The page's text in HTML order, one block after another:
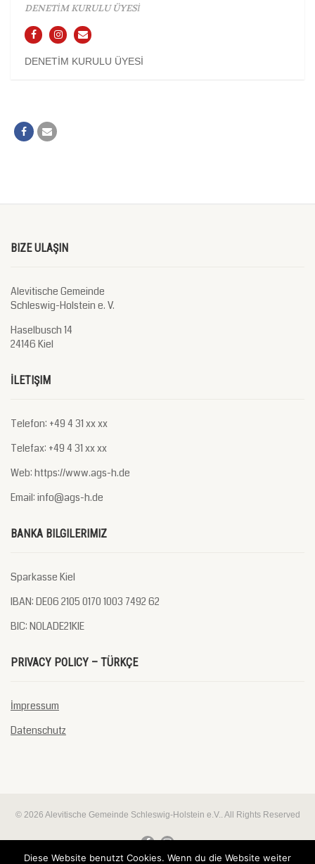
DENETİM KURULU ÜYESİ
DENETİM KURULU ÜYESİ
BIZE ULAŞIN
Alevitische Gemeinde
Schleswig-Holstein e. V.
Haselbusch 14
24146 Kiel
İLETIŞIM
Telefon: +49 4 31 xx xx
Telefax: +49 4 31 xx xx
Web: https://www.ags-h.de
Email: info@ags-h.de
BANKA BILGILERIMIZ
Sparkasse Kiel
IBAN: DE06 2105 0170 1003 7492 62
BIC: NOLADE21KIE
PRIVACY POLICY – TÜRKÇE
İmpressum
Datenschutz
© 2026 Alevitische Gemeinde Schleswig-Holstein e.V.. All Rights Reserved
Diese Website benutzt Cookies. Wenn du die Website weiter